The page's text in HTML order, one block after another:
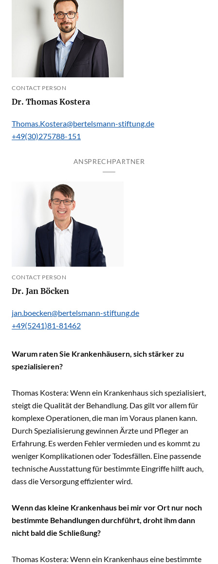
CONTACT PERSON
Dr. Thomas Kostera
Thomas.Kostera@bertelsmann-stiftung.de
+49(30)275788-151
ANSPRECHPARTNER
CONTACT PERSON
Dr. Jan Böcken
jan.boecken@bertelsmann-stiftung.de
+49(5241)81-81462
Warum raten Sie Krankenhäusern, sich stärker zu
spezialisieren?
Thomas Kostera: Wenn ein Krankenhaus sich spezialisiert,
steigt die Qualität der Behandlung. Das gilt vor allem für
komplexe Operationen, die man im Voraus planen kann.
Durch Spezialisierung gewinnen Ärzte und Pfleger an
Erfahrung. Es werden Fehler vermieden und es kommt zu
weniger Komplikationen oder Todesfällen. Eine passende
technische Ausstattung für bestimmte Eingriffe hilft auch,
dass die Versorgung effizienter wird.
Wenn das kleine Krankenhaus bei mir vor Ort nur noch
bestimmte Behandlungen durchführt, droht ihm dann
nicht bald die Schließung?
Thomas Kostera: Wenn ein Krankenhaus eine bestimmte